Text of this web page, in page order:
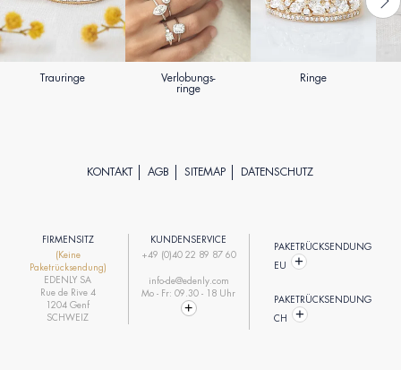
Trauringe Verlobungs-
ringe
Ringe
KONTAKT AGB SITEMAP DATENSCHUTZ
FIRMENSITZ
(Keine
Paketrücksendung)
EDENLY SA
Rue de Rive 4
1204 Genf
SCHWEIZ
KUNDENSERVICE
+49 (0)40 22 89 87 60
info-de@edenly.com
Mo - Fr: 09.30 - 18 Uhr
PAKETRÜCKSENDUNG
EU
PAKETRÜCKSENDUNG
CH